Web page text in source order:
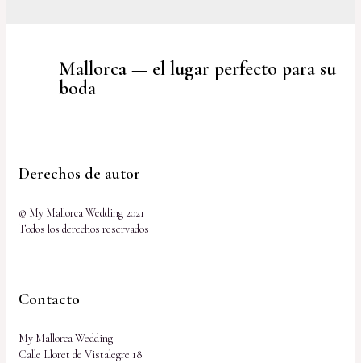
Mallorca — el lugar perfecto para su
boda
Derechos de autor
© My Mallorca Wedding 2021
Todos los derechos reservados
Contacto
My Mallorca Wedding
Calle Lloret de Vistalegre 18